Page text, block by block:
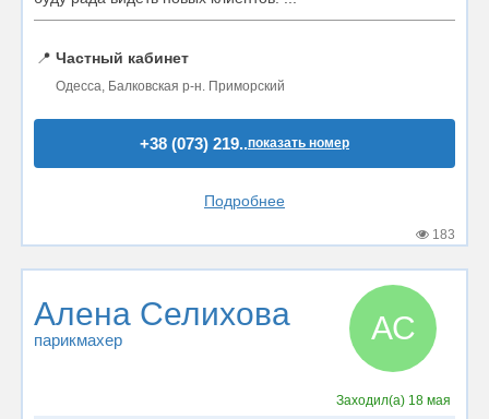
📍 Частный кабинет
Одесса, Балковская р-н. Приморский
+38 (073) 219..показать номер
Подробнее
183
Алена Селихова
парикмахер АС
Заходил(а) 18 мая